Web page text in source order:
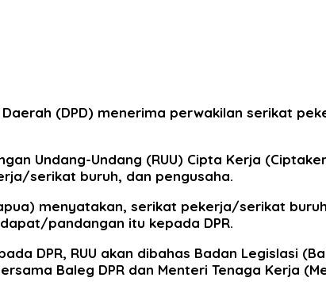
Daerah (DPD) menerima perwakilan serikat
Undang-Undang (RUU) Cipta Kerja
serikat buruh, dan pengusaha.
menyatakan, serikat pekerja/serikat
pandangan itu kepada DPR.
DPR, RUU akan dibahas Badan Legislasi
Baleg DPR dan Menteri Tenaga Kerja